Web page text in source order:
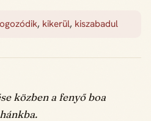
, kikerül, kiszabadul
közben a fenyő boa